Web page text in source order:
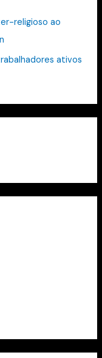
religioso ao
ativos